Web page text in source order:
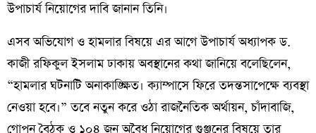
উপাচার্য নিয়োগের দাবি জানান তিনি।
​এসব অভিযোগ ও হামলার বিষয়ে এর আগে উপাচার্য অধ্যাপক ড.
কাজী রফিকুল ইসলাম ঢাকায় অবস্থানের কথা জানিয়ে বলেছিলেন,
“হামলার ঘটনাটি অনাকাঙ্ক্ষিত। ক্যাম্পাসে ফিরে তদন্তসাপেক্ষে ব্যবস্থা
নেওয়া হবে।” তবে নতুন করে ওঠা রাজনৈতিক অর্থায়ন, চাঁদাবাজি,